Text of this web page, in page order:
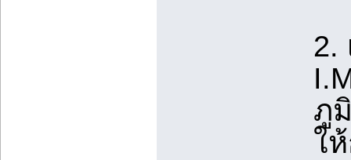
2.
ภู
ใ